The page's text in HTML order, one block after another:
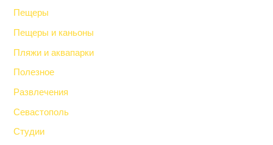
Пещеры
Пещеры и каньоны
Пляжи и аквапарки
Полезное
Развлечения
Севастополь
Студии